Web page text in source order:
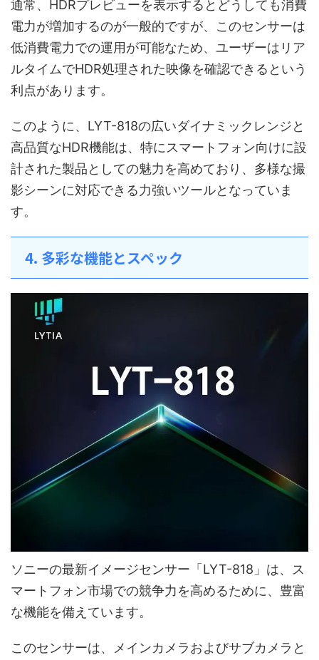
通常、HDRプレビューを表示するとどうしても消費
電力が増加するのが一般的ですが、このセンサーは
低消費電力での運用が可能なため、ユーザーはリア
ルタイムでHDR処理された映像を確認できるという
利点があります。
このように、LYT-818の広いダイナミックレンジと
高品質なHDR機能は、特にスマートフォン向けに設
計された製品としての魅力を高めており、多様な撮
影シーンに対応できる力強いツールとなっていま
す。
4. 多彩な機能とスペック
ソニーの最新イメージセンサー「LYT-818」は、ス
マートフォン市場での競争力を高めるために、豊富
な機能を備えています。
このセンサーは、メインカメラおよびサブカメラと